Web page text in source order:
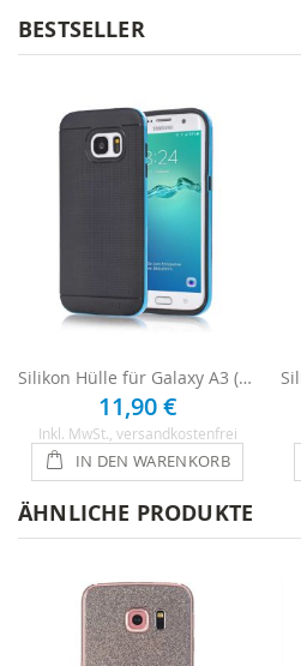
BESTSELLER
Silikon Hülle für Galaxy A3 (2017) - Schwarz / Blau
11,90 €
Inkl. MwSt. , versandkostenfrei
IN DEN WARENKORB
ÄHNLICHE PRODUKTE